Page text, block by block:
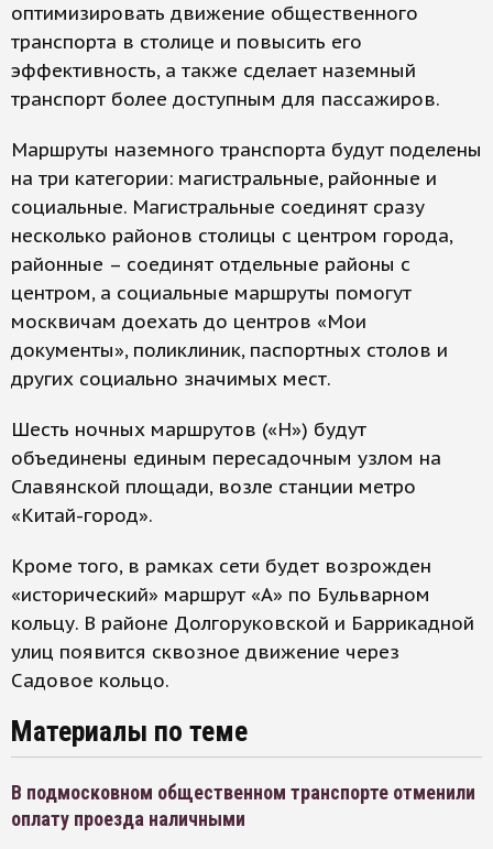
оптимизировать движение общественного
транспорта в столице и повысить его
эффективность, а также сделает наземный
транспорт более доступным для пассажиров.
Маршруты наземного транспорта будут поделены
на три категории: магистральные, районные и
социальные. Магистральные соединят сразу
несколько районов столицы с центром города,
районные – соединят отдельные районы с
центром, а социальные маршруты помогут
москвичам доехать до центров «Мои
документы», поликлиник, паспортных столов и
других социально значимых мест.
Шесть ночных маршрутов («Н») будут
объединены единым пересадочным узлом на
Славянской площади, возле станции метро
«Китай-город».
Кроме того, в рамках сети будет возрожден
«исторический» маршрут «А» по Бульварном
кольцу. В районе Долгоруковской и Баррикадной
улиц появится сквозное движение через
Садовое кольцо.
Материалы по теме
В подмосковном общественном транспорте отменили
оплату проезда наличными